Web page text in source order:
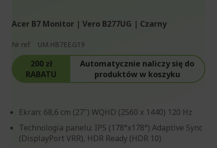
Acer B7 Monitor | Vero B277UG | Czarny
Nr ref UM.HB7EE.G19
200 zł
RABATU
Automatycznie naliczy się do
produktów w koszyku
Ekran: 68,6 cm (27") WQHD (2560 x 1440) 120 Hz
Technologia panelu: IPS (178°x178°) Adaptive Sync
(DisplayPort VRR), HDR Ready (HDR 10)